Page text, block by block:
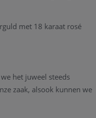
met 18 karaat rosé
het juweel steeds
zaak, alsook kunnen we